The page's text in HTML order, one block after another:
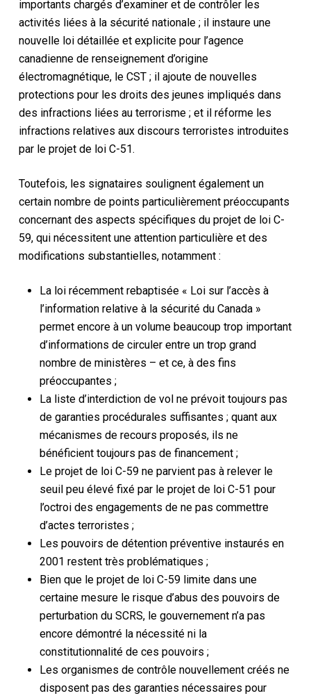
importants chargés d’examiner et de contrôler les
activités liées à la sécurité nationale ; il instaure une
nouvelle loi détaillée et explicite pour l’agence
canadienne de renseignement d’origine
électromagnétique, le CST ; il ajoute de nouvelles
protections pour les droits des jeunes impliqués dans
des infractions liées au terrorisme ; et il réforme les
infractions relatives aux discours terroristes introduites
par le projet de loi C-51.
Toutefois, les signataires soulignent également un
certain nombre de points particulièrement préoccupants
concernant des aspects spécifiques du projet de loi C-
59, qui nécessitent une attention particulière et des
modifications substantielles, notamment :
La loirécemment rebaptisée « Loi sur l’accès à
l’information relative à la sécurité du Canada»
permet encore à un volume beaucoup trop important
d’informations de circuler entre un trop grand
nombre de ministères – et ce, à des fins
préoccupantes ;
La liste d’interdiction de vol ne prévoit toujours pas
de garanties procédurales suffisantes ; quant aux
mécanismes de recours proposés, ils ne
bénéficient toujours pas de financement ;
Le projet de loi C-59 ne parvient pas à relever le
seuil peu élevé fixé par le projet de loi C-51 pour
l’octroi des engagements de ne pas commettre
d’actes terroristes ;
Les pouvoirs de détention préventive instaurés en
2001 restent très problématiques ;
Bien que le projet de loi C-59 limite dans une
certaine mesure le risque d’abus des pouvoirs de
perturbation du SCRS, le gouvernement n’a pas
encore démontré la nécessité ni la
constitutionnalité de ces pouvoirs ;
Les organismes de contrôle nouvellement créés ne
disposent pas des garanties nécessaires pour